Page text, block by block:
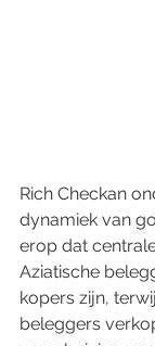
Rich Checkan
dynamiek van
erop dat
Aziatische
kopers zijn,
beleggers